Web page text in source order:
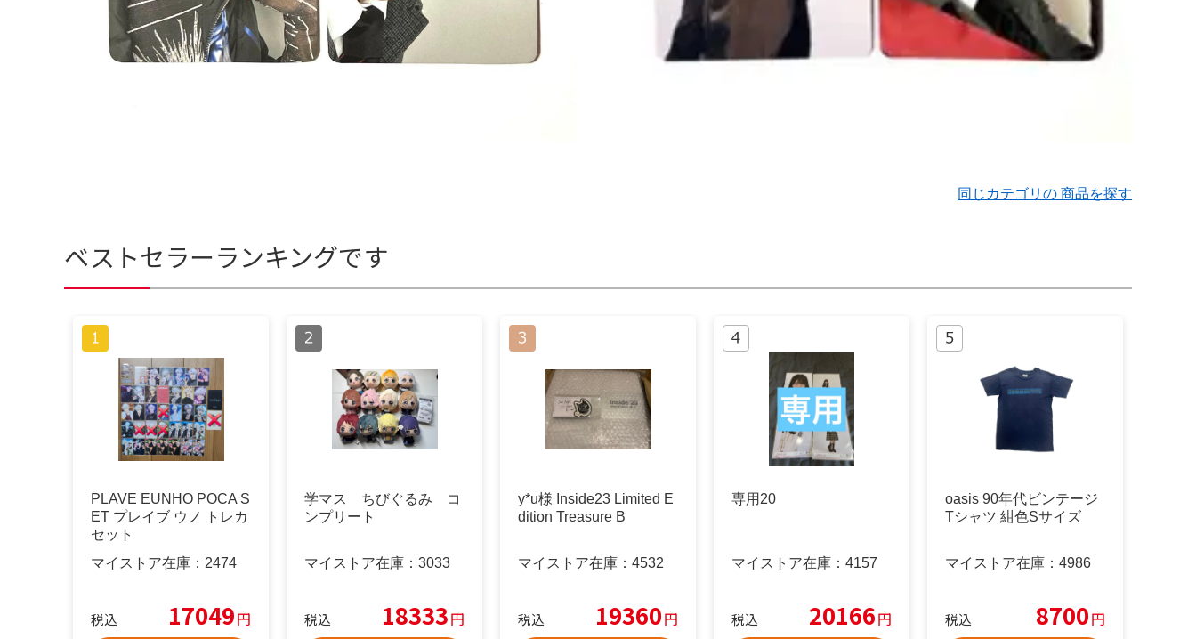
同じカテゴリの 商品を探す
ベストセラーランキングです
PLAVE EUNHO POCA S
ET プレイブ ウノ トレカ
セット
マイストア在庫： 2474
税込 17049円
学マス ちびぐるみ コ
ンプリート
マイストア在庫： 3033
税込 18333円
y*u様 Inside23 Limited E
dition Treasure B
マイストア在庫： 4532
税込 19360円
専用20
マイストア在庫： 4157
税込 20166円
oasis 90年代ビンテージ
Tシャツ 紺色Sサイズ
マイストア在庫： 4986
税込 8700円